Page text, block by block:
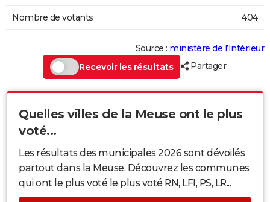
Nombre de votants 404
Source : ministère de l’Intérieur
Recevoir les résultats
Partager
Quelles villes de la Meuse ont le plus
voté...
Les résultats des municipales 2026 sont dévoilés
partout dans la Meuse. Découvrez les communes
qui ont le plus voté le plus voté RN, LFI, PS, LR...